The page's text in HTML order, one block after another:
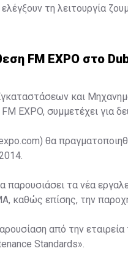
τη λειτουργία
FM EXPO στο
και
EXPO, συμμετέχει για
θα
τα νέα
καθώς επίσης, την
από την
Standards».